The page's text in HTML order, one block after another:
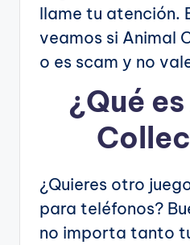
llame tu atención.
veamos si Animal
o es scam y no
¿Qué
¿Quieres otro
para teléfonos?
no importa tanto